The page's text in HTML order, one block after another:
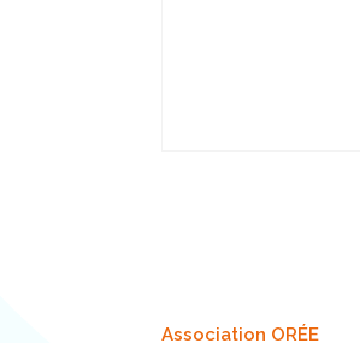
Association ORÉE